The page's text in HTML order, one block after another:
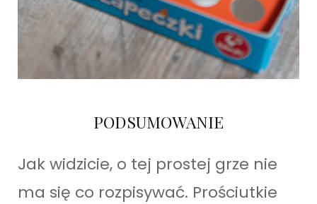
PODSUMOWANIE
Jak widzicie, o tej prostej grze nie
ma się co rozpisywać. Prościutkie